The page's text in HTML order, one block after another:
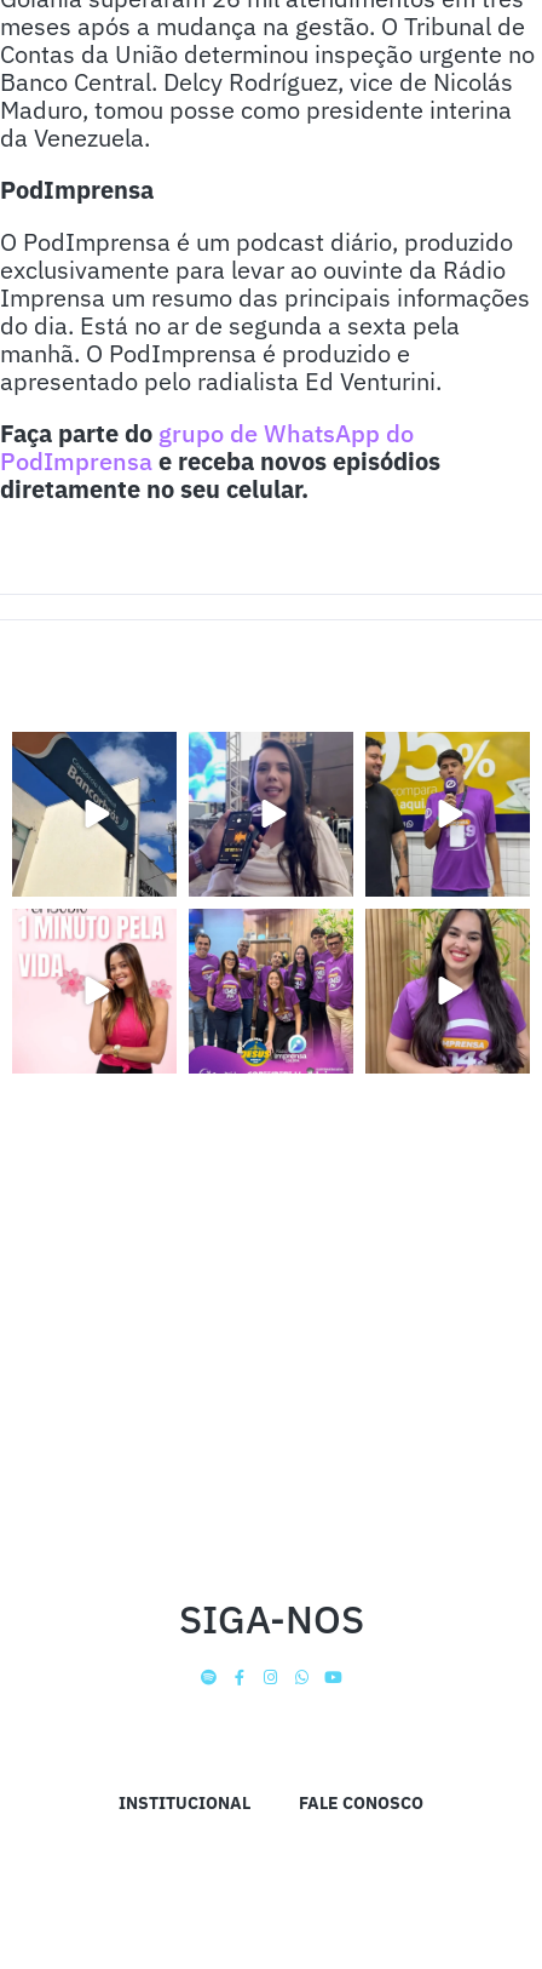
meses após a mudança na gestão. O Tribunal de
Contas da União determinou inspeção urgente no
Banco Central. Delcy Rodríguez, vice de Nicolás
Maduro, tomou posse como presidente interina
da Venezuela.
PodImprensa
O PodImprensa é um podcast diário, produzido
exclusivamente para levar ao ouvinte da Rádio
Imprensa um resumo das principais informações
do dia. Está no ar de segunda a sexta pela
manhã. O PodImprensa é produzido e
apresentado pelo radialista Ed Venturini.
Faça parte do grupo de WhatsApp do
PodImprensae receba novos episódios
diretamente no seu celular.
SIGA-NOS
INSTITUCIONAL FALE CONOSCO